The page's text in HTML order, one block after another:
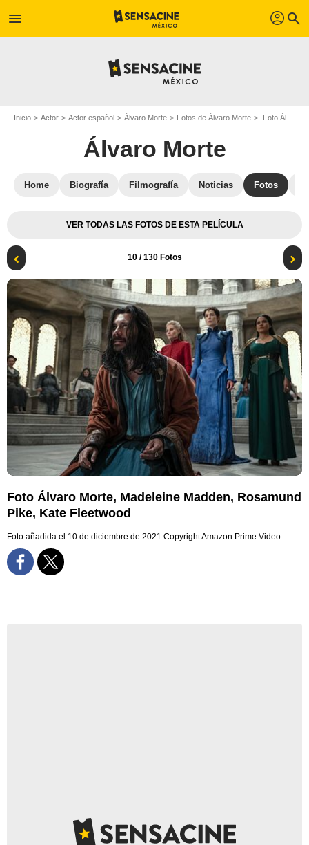
menu profil search
Inicio Actor Actor español Álvaro Morte Fotos de Álvaro Morte Foto Álvaro Morte, Madeleine Madden, Rosamund Pike, Kate Fleetwood
Álvaro Morte
Home Biografía Filmografía Noticias Fotos
VER TODAS LAS FOTOS DE ESTA PELÍCULA
10/ 130 Fotos
Foto Álvaro Morte, Madeleine Madden, Rosamund
Pike, Kate Fleetwood
Foto añadida el 10 de diciembre de 2021 Copyright Amazon Prime Video